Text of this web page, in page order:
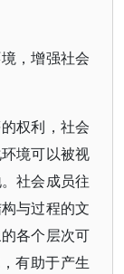
，增强社会
权利，社会
境可以被视
社会成员往
与过程的文
各个层次可
有助于产生